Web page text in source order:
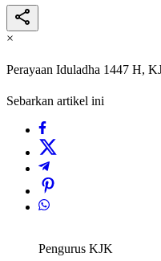
×
Perayaan Iduladha 1447 H,
Sebarkan artikel ini
Pengurus KJK